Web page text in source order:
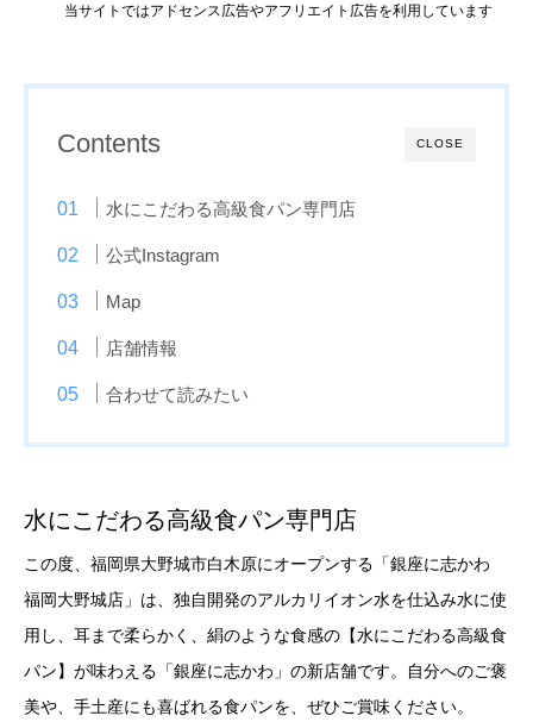
当サイトではアドセンス広告やアフリエイト広告を利用しています
CLOSE
Contents
水にこだわる高級食パン専門店
公式Instagram
Map
店舗情報
合わせて読みたい
水にこだわる高級食パン専門店
この度、福岡県大野城市白木原にオープンする「銀座に志かわ
福岡大野城店」は、独自開発のアルカリイオン水を仕込み水に使
用し、耳まで柔らかく、絹のような食感の【水にこだわる高級食
パン】が味わえる「銀座に志かわ」の新店舗です。自分へのご褒
美や、手土産にも喜ばれる食パンを、ぜひご賞味ください。